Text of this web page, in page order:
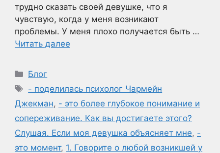
трудно сказать своей девушке, что я
чувствую, когда у меня возникают
проблемы. У меня плохо получается быть …
Читать далее
Рубрики
Блог
Метки
- поделилась психолог Чармейн
Джекман, - это более глубокое понимание и
сопереживание. Как вы достигаете этого?
Слушая. Если моя девушка объясняет мне, -
это момент, 1. Говорите о любой возникшей у